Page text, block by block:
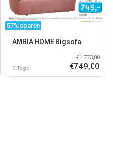
57% sparen
AMBIA HOME Bigsofa
5 Tage
€1.773,00
€749,00